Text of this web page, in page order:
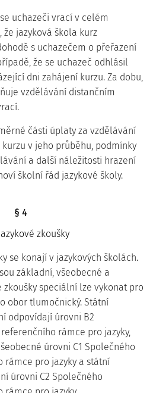
uchazeči vrací v celém
že jazyková škola kurz
s uchazečem o přeřazení
že se uchazeč odhlásil
dni zahájení kurzu. Za dobu,
vzdělávání distančním
části úplaty za vzdělávání
v jeho průběhu, podmínky
a další náležitosti hrazení
školní řád jazykové školy.
§ 4
zkoušky
se konají v jazykových školách.
základní, všeobecné a
speciální lze vykonat pro
obor tlumočnický. Státní
odpovídají úrovni B2
rámce pro jazyky,
úrovni C1 Společného
rámce pro jazyky a státní
úrovni C2 Společného